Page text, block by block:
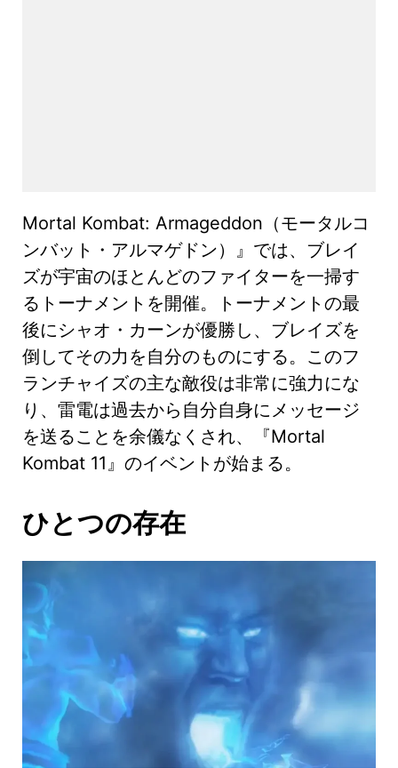
Mortal Kombat: Armageddon（モータルコ
ンバット・アルマゲドン）』では、ブレイ
ズが宇宙のほとんどのファイターを一掃す
るトーナメントを開催。トーナメントの最
後にシャオ・カーンが優勝し、ブレイズを
倒してその力を自分のものにする。このフ
ランチャイズの主な敵役は非常に強力にな
り、雷電は過去から自分自身にメッセージ
を送ることを余儀なくされ、『Mortal
Kombat 11』のイベントが始まる。
ひとつの存在